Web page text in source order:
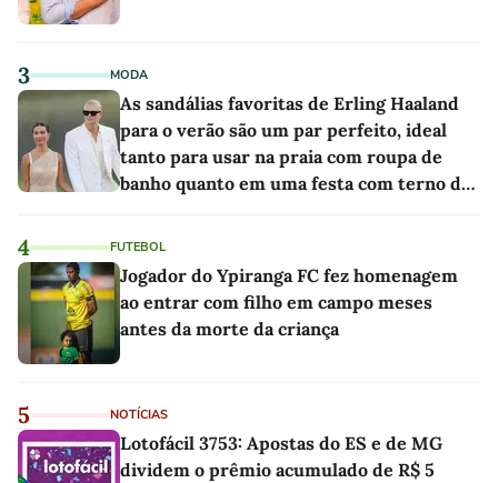
3 MODA
As sandálias favoritas de Erling Haaland
para o verão são um par perfeito, ideal
tanto para usar na praia com roupa de
banho quanto em uma festa com terno de
4 FUTEBOL
Jogador do Ypiranga FC fez homenagem
ao entrar com filho em campo meses
antes da morte da criança
5 NOTÍCIAS
Lotofácil 3753: Apostas do ES e de MG
dividem o prêmio acumulado de R$ 5